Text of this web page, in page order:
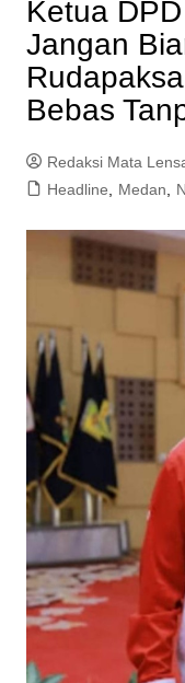
Ketua
Jangan
Bebas
Redaksi Mata
Headline
Medan